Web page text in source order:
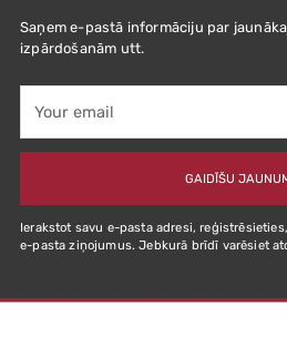
Saņem e-pastā informāciju par
izpārdošanām utt.
email
GAIDĪŠU
Ierakstot savu e-pasta adresi,
e-pasta ziņojumus. Jebkurā brīdī varēsiet